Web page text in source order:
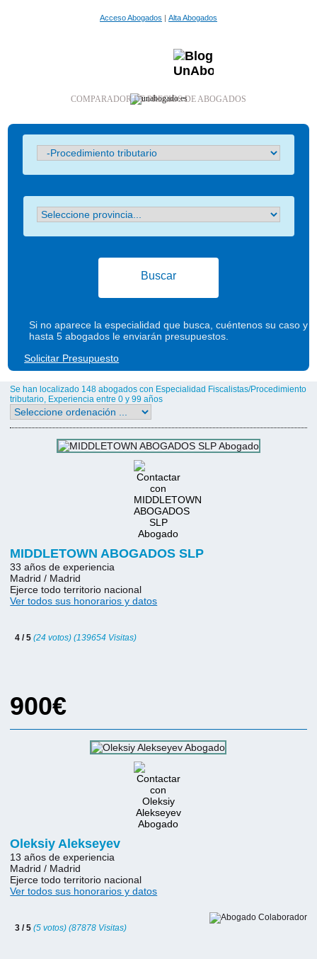
Acceso Abogados |Alta Abogados
COMPARADOR DE PRECIOS DE ABOGADOS
Buscar
Si no aparece la especialidad que busca, cuéntenos su caso y
hasta 5 abogados le enviarán presupuestos.
Solicitar Presupuesto
Se han localizado 148 abogados con Especialidad Fiscalistas/Procedimiento
tributario, Experiencia entre 0 y 99 años
MIDDLETOWN ABOGADOS SLP
33 años de experiencia
Madrid / Madrid
Ejerce todo territorio nacional
Ver todos sus honorarios y datos
4 / 5(24 votos) (139654 Visitas)
900€
Oleksiy Alekseyev
13 años de experiencia
Madrid / Madrid
Ejerce todo territorio nacional
Ver todos sus honorarios y datos
3 / 5(5 votos) (87878 Visitas)